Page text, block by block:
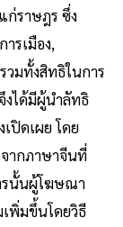
ราษฎร ซึ่ง
รเมือง,
วมทั้งสิทธิในการ
งได้มีผู้นำลัทธิ
ปิดเผย โดย
ากภาษาจีนที่
รนั้นผู้โฆษณา
พิ่มขึ้นโดยวิธี